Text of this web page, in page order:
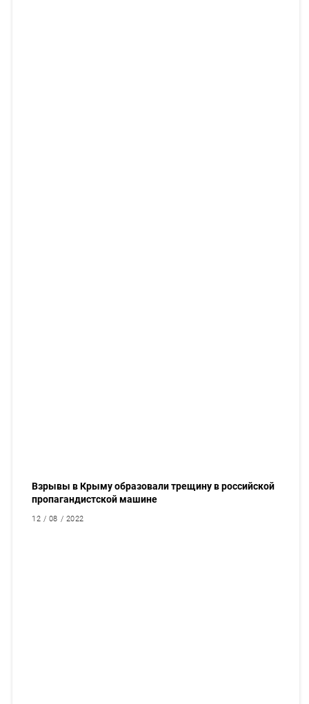
Взрывы в Крыму образовали трещину в российской
пропагандистской машине
12 / 08 / 2022